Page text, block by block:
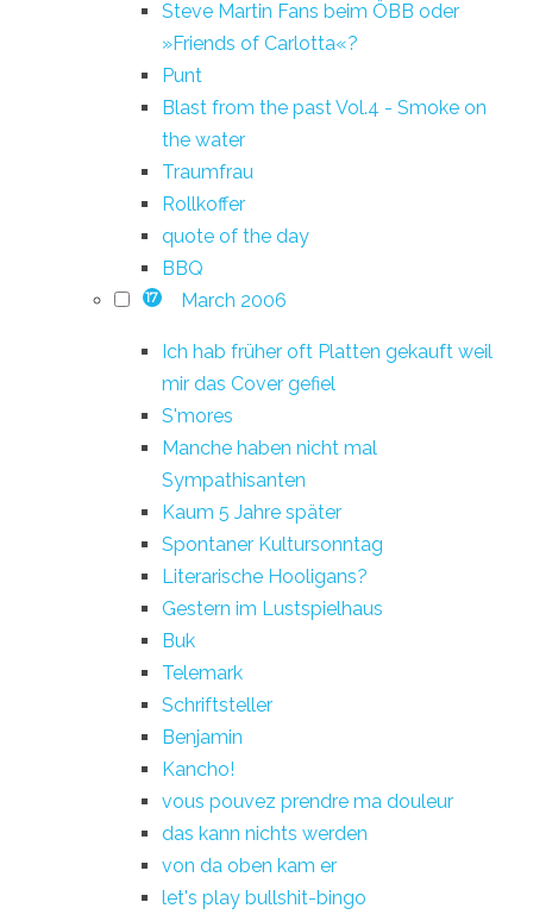
Steve Martin Fans beim ÖBB oder
»Friends of Carlotta«?
Punt
Blast from the past Vol.4 - Smoke on
the water
Traumfrau
Rollkoffer
quote of the day
BBQ
17 March 2006
Ich hab früher oft Platten gekauft weil
mir das Cover gefiel
S'mores
Manche haben nicht mal
Sympathisanten
Kaum 5 Jahre später
Spontaner Kultursonntag
Literarische Hooligans?
Gestern im Lustspielhaus
Buk
Telemark
Schriftsteller
Benjamin
Kancho!
vous pouvez prendre ma douleur
das kann nichts werden
von da oben kam er
let's play bullshit-bingo